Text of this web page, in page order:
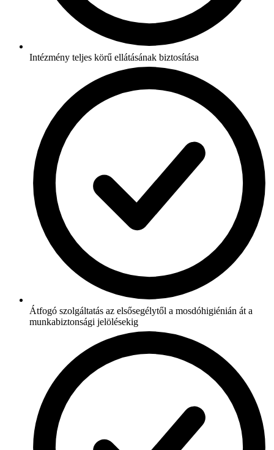
Intézmény teljes körű ellátásának biztosítása
Átfogó szolgáltatás az elsősegélytől a mosdóhigiénián át a
munkabiztonsági jelölésekig